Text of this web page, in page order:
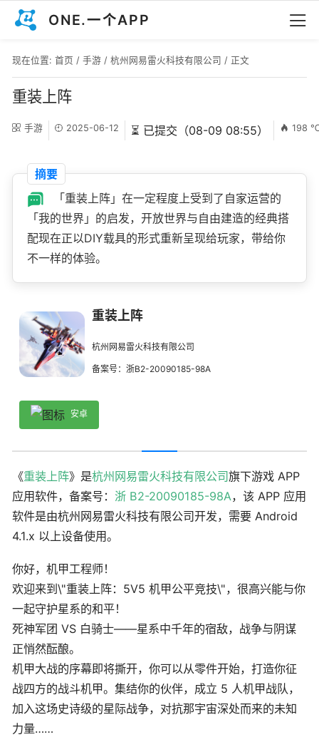
ONE.一个APP
现在位置: 首页 / 手游 / 杭州网易雷火科技有限公司 / 正文
重装上阵
手游 2025-06-12 ⏳ 已提交（08-09 08:55） 198
摘要
「重装上阵」在一定程度上受到了自家运营的
「我的世界」的启发，开放世界与自由建造的经典搭
配现在正以DIY载具的形式重新呈现给玩家，带给你
不一样的体验。
重装上阵
杭州网易雷火科技有限公司
备案号：浙B2-20090185-98A
安卓
《重装上阵》是杭州网易雷火科技有限公司旗下游戏 APP
应用软件，备案号： 浙 B2-20090185-98A，该 APP 应用
软件是由杭州网易雷火科技有限公司开发，需要 Android
4.1.x 以上设备使用。
你好，机甲工程师！
欢迎来到\"重装上阵：5V5 机甲公平竞技\"，很高兴能与你
一起守护星系的和平！
死神军团 VS 白骑士——星系中千年的宿敌，战争与阴谋
正悄然酝酿。
机甲大战的序幕即将撕开，你可以从零件开始，打造你征
战四方的战斗机甲。集结你的伙伴，成立 5 人机甲战队，
加入这场史诗级的星际战争，对抗那宇宙深处而来的未知
力量……